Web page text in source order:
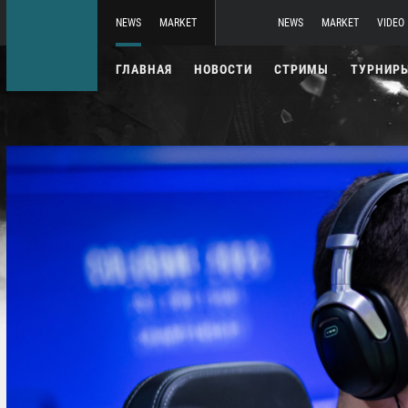
NEWS MARKET NEWS MARKET VIDEO
ГЛАВНАЯ НОВОСТИ СТРИМЫ